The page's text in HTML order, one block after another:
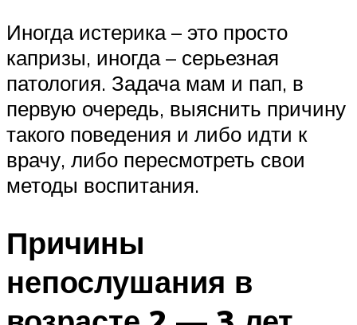
Иногда истерика – это просто
капризы, иногда – серьезная
патология. Задача мам и пап, в
первую очередь, выяснить причину
такого поведения и либо идти к
врачу, либо пересмотреть свои
методы воспитания.
Причины
непослушания в